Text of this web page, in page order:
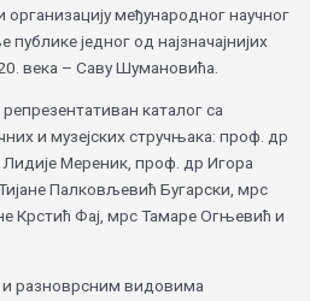
међународног научног
једног од најзначајнијих
века – Саву Шумановића.
каталог са
и музејских стручњака: проф. др
Мереник, проф. др Игора
Палковљевић Бугарски, мрс
Крстић Фај, мрс Тамаре Огњевић и
разноврсним видовима